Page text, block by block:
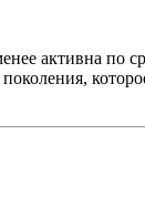
активна по